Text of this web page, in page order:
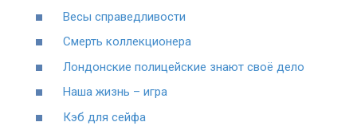
Весы справедливости
Смерть коллекционера
Лондонские полицейские знают своё дело
Наша жизнь – игра
Кэб для сейфа